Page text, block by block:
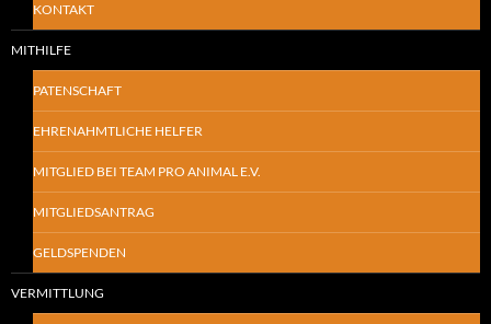
KONTAKT
MITHILFE
PATENSCHAFT
EHRENAHMTLICHE HELFER
MITGLIED BEI TEAM PRO ANIMAL E.V.
MITGLIEDSANTRAG
GELDSPENDEN
VERMITTLUNG